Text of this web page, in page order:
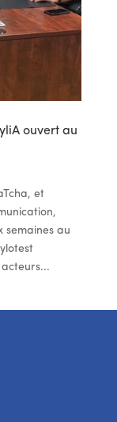
ouvert au
et
semaines au